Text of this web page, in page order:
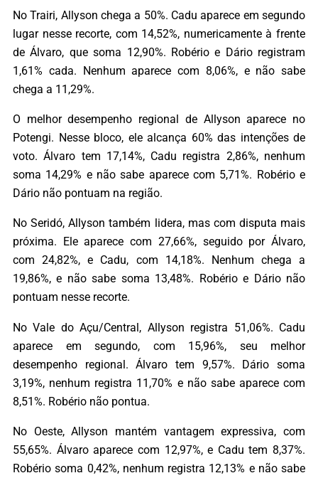
No Trairi, Allyson chega a 50%. Cadu aparece em segundo
lugar nesse recorte, com 14,52%, numericamente à frente
de Álvaro, que soma 12,90%. Robério e Dário registram
1,61% cada. Nenhum aparece com 8,06%, e não sabe
chega a 11,29%.
O melhor desempenho regional de Allyson aparece no
Potengi. Nesse bloco, ele alcança 60% das intenções de
voto. Álvaro tem 17,14%, Cadu registra 2,86%, nenhum
soma 14,29% e não sabe aparece com 5,71%. Robério e
Dário não pontuam na região.
No Seridó, Allyson também lidera, mas com disputa mais
próxima. Ele aparece com 27,66%, seguido por Álvaro,
com 24,82%, e Cadu, com 14,18%. Nenhum chega a
19,86%, e não sabe soma 13,48%. Robério e Dário não
pontuam nesse recorte.
No Vale do Açu/Central, Allyson registra 51,06%. Cadu
aparece em segundo, com 15,96%, seu melhor
desempenho regional. Álvaro tem 9,57%. Dário soma
3,19%, nenhum registra 11,70% e não sabe aparece com
8,51%. Robério não pontua.
No Oeste, Allyson mantém vantagem expressiva, com
55,65%. Álvaro aparece com 12,97%, e Cadu tem 8,37%.
Robério soma 0,42%, nenhum registra 12,13% e não sabe